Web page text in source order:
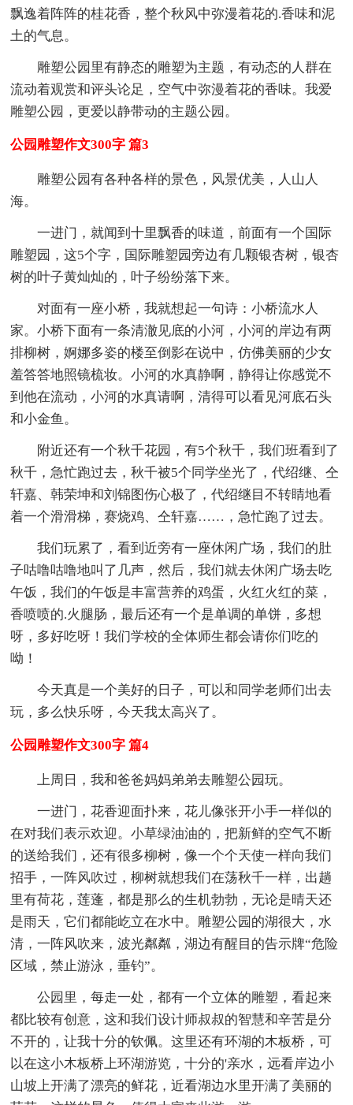
飘逸着阵阵的桂花香，整个秋风中弥漫着花的.香味和泥
土的气息。
雕塑公园里有静态的雕塑为主题，有动态的人群在
流动着观赏和评头论足，空气中弥漫着花的香味。我爱
雕塑公园，更爱以静带动的主题公园。
公园雕塑作文300字 篇3
雕塑公园有各种各样的景色，风景优美，人山人
海。
一进门，就闻到十里飘香的味道，前面有一个国际
雕塑园，这5个字，国际雕塑园旁边有几颗银杏树，银杏
树的叶子黄灿灿的，叶子纷纷落下来。
对面有一座小桥，我就想起一句诗：小桥流水人
家。小桥下面有一条清澈见底的小河，小河的岸边有两
排柳树，婀娜多姿的楼至倒影在说中，仿佛美丽的少女
羞答答地照镜梳妆。小河的水真静啊，静得让你感觉不
到他在流动，小河的水真请啊，清得可以看见河底石头
和小金鱼。
附近还有一个秋千花园，有5个秋千，我们班看到了
秋千，急忙跑过去，秋千被5个同学坐光了，代绍继、仝
轩嘉、韩荣坤和刘锦图伤心极了，代绍继目不转睛地看
着一个滑滑梯，赛烧鸡、仝轩嘉……，急忙跑了过去。
我们玩累了，看到近旁有一座休闲广场，我们的肚
子咕噜咕噜地叫了几声，然后，我们就去休闲广场去吃
午饭，我们的午饭是丰富营养的鸡蛋，火红火红的菜，
香喷喷的.火腿肠，最后还有一个是单调的单饼，多想
呀，多好吃呀！我们学校的全体师生都会请你们吃的
呦！
今天真是一个美好的日子，可以和同学老师们出去
玩，多么快乐呀，今天我太高兴了。
公园雕塑作文300字 篇4
上周日，我和爸爸妈妈弟弟去雕塑公园玩。
一进门，花香迎面扑来，花儿像张开小手一样似的
在对我们表示欢迎。小草绿油油的，把新鲜的空气不断
的送给我们，还有很多柳树，像一个个天使一样向我们
招手，一阵风吹过，柳树就想我们在荡秋千一样，出趟
里有荷花，莲蓬，都是那么的生机勃勃，无论是晴天还
是雨天，它们都能屹立在水中。雕塑公园的湖很大，水
清，一阵风吹来，波光粼粼，湖边有醒目的告示牌“危险
区域，禁止游泳，垂钓”。
公园里，每走一处，都有一个立体的雕塑，看起来
都比较有创意，这和我们设计师叔叔的智慧和辛苦是分
不开的，让我十分的钦佩。这里还有环湖的木板桥，可
以在这小木板桥上环湖游览，十分的'亲水，远看岸边小
山坡上开满了漂亮的鲜花，近看湖边水里开满了美丽的